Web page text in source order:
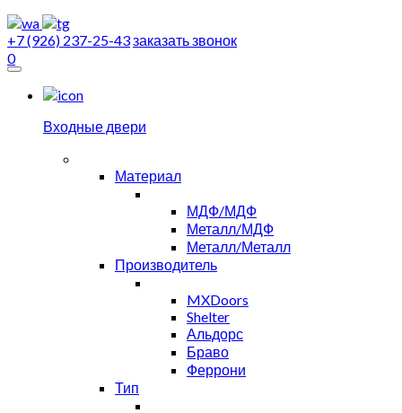
+7 (926) 237-25-43заказать звонок
0
Входные двери
Материал
МДФ/МДФ
Металл/МДФ
Металл/Металл
Производитель
MXDoors
Shelter
Альдорс
Браво
Феррони
Тип